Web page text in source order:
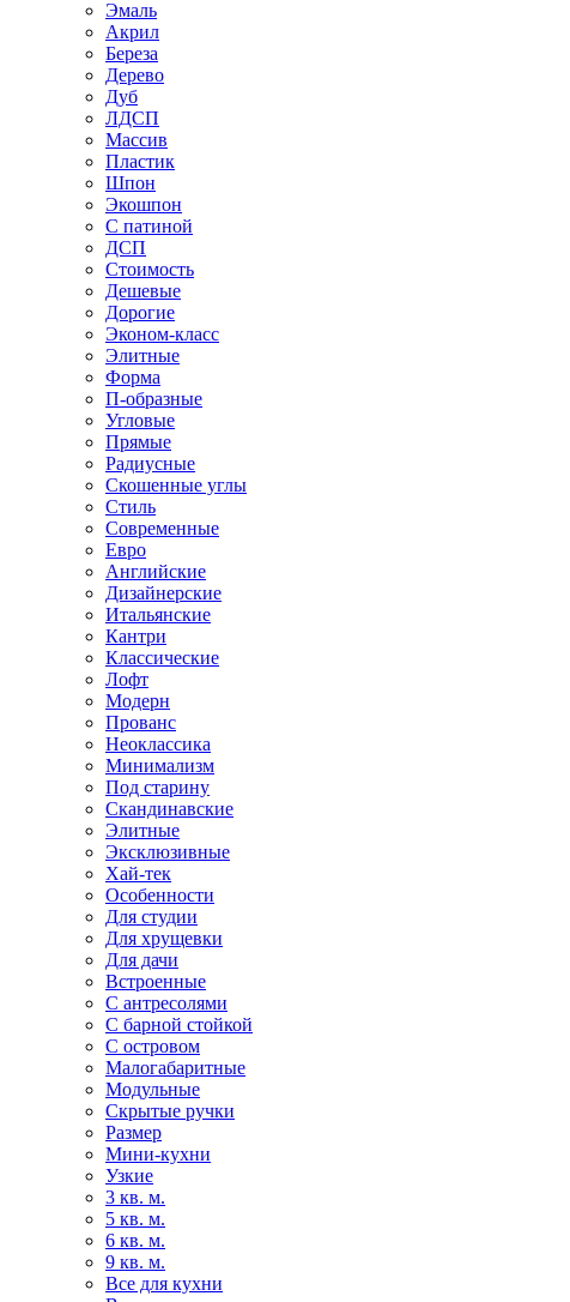
Эмаль
Акрил
Береза
Дерево
Дуб
ЛДСП
Массив
Пластик
Шпон
Экошпон
С патиной
ДСП
Стоимость
Дешевые
Дорогие
Эконом-класс
Элитные
Форма
П-образные
Угловые
Прямые
Радиусные
Скошенные углы
Стиль
Современные
Евро
Английские
Дизайнерские
Итальянские
Кантри
Классические
Лофт
Модерн
Прованс
Неоклассика
Минимализм
Под старину
Скандинавские
Элитные
Эксклюзивные
Хай-тек
Особенности
Для студии
Для хрущевки
Для дачи
Встроенные
С антресолями
С барной стойкой
С островом
Малогабаритные
Модульные
Скрытые ручки
Размер
Мини-кухни
Узкие
3 кв. м.
5 кв. м.
6 кв. м.
9 кв. м.
Все для кухни